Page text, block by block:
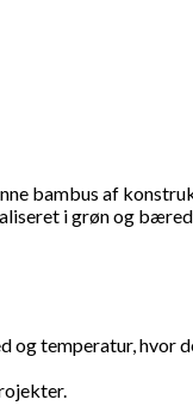
bambus af
i grøn og
temperatur, hvor